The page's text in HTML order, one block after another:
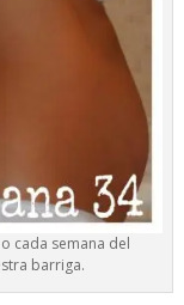
cada semana del
barriga.